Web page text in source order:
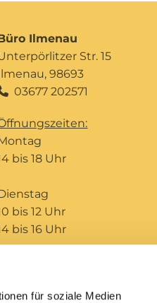
für soziale Medien
Ilmenau
Str. 15
98693
03677 202571
bis 18 Uhr
bis 12 Uhr
bis 16 Uhr
Ursula Bildungshaus Marcel